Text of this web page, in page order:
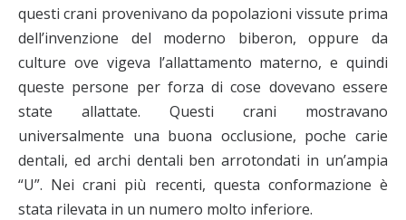
questi crani provenivano da popolazioni vissute prima
dell’invenzione del moderno biberon, oppure da
culture ove vigeva l’allattamento materno, e quindi
queste persone per forza di cose dovevano essere
state allattate. Questi crani mostravano
universalmente una buona occlusione, poche carie
dentali, ed archi dentali ben arrotondati in un’ampia
“U”. Nei crani più recenti, questa conformazione è
stata rilevata in un numero molto inferiore.